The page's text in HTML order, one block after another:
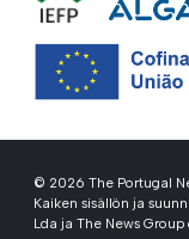
© 2026 The Portugal
Kaiken sisällön ja
Lda ja The News